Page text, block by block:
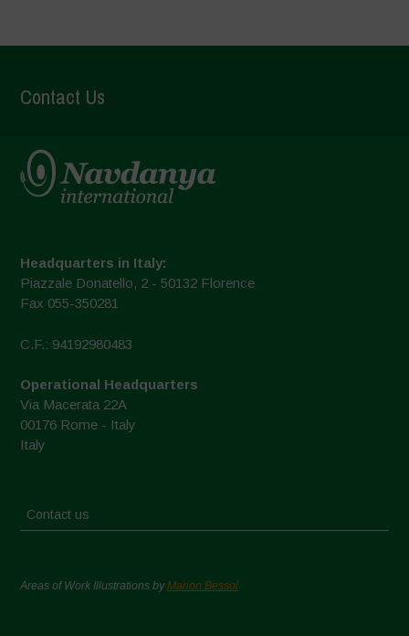
Contact Us
Headquarters in Italy:
Piazzale Donatello, 2 - 50132 Florence
Fax 055-350281
C.F.: 94192980483
Operational Headquarters
Via Macerata 22A
00176 Rome - Italy
Italy
Contact us
Areas of Work Illustrations byMarion Bessol